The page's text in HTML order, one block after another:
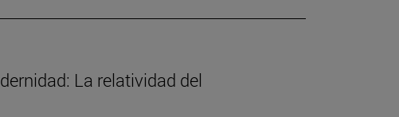
La relatividad del